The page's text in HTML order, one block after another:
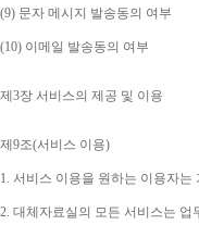
(9) 문자 메시지 발송동의 여부
(10) 이메일 발송동의 여부
제 3장 서비스의 제공 및 이용
제 9조(서비스 이용)
1. 서비스 이용을 원하는 이용자
2. 대체자료실의 모든 서비스는